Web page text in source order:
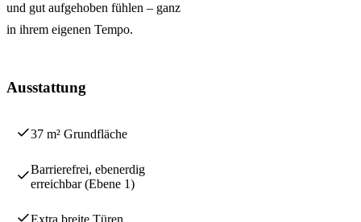
und gut aufgehoben fühlen – ganz
in ihrem eigenen Tempo.
Ausstattung
37 m² Grundfläche
Barrierefrei, ebenerdig
erreichbar (Ebene 1)
Extra breite Türen